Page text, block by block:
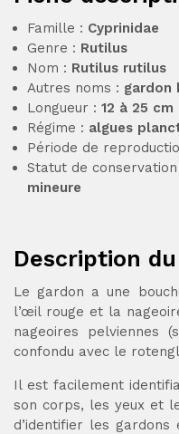
Famille : Cyprinidae
Genre : Rutilus
Nom : Rutilus rutilus
Autres noms : gardon
Longueur : 12 à 25 cm
Régime : algues
Période de
Statut de conservation
mineure
Description
Le gardon a une
l’œil rouge et la
nageoires pelviennes
confondu avec le
Il est facilement
son corps, les yeux et
d’identifier les